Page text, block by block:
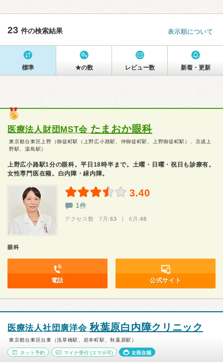
23 件の検索結果 表示順について
標準 ★の数 レビュー数 新着・更新
医療法人財団MST会 たまおか眼科
東京都台東区上野（御徒町駅（上野広小路駅、仲御徒町駅、上野御徒町駅）、京成上
野駅、湯島駅）
上野広小路駅1分の眼科。平日18時半まで。土曜・日曜・祝日も診療有。
女性専門医在籍。白内障・緑内障。
3.40
1件
アクセス数 7月:63 | 6月:48
眼科
電話 公式サイト
医療法人社団廣洋会 秋葉原白内障クリニック
東京都台東区台東（浅草橋駅、岩本町駅、秋葉原駅）
ネット予約 マイナ受付(スマホ可) 女医在籍